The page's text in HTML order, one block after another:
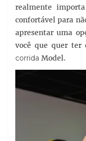
realmente
confortável para
apresentar uma
você que quer ter
corrida Model.